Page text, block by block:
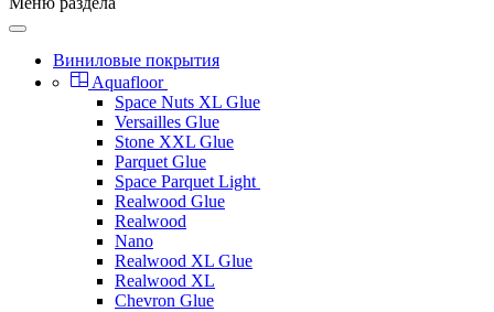
Виниловые покрытия
Aquafloor
Space Nuts XL Glue
Versailles Glue
Stone XXL Glue
Parquet Glue
Space Parquet Light
Realwood Glue
Realwood
Nano
Realwood XL Glue
Realwood XL
Chevron Glue